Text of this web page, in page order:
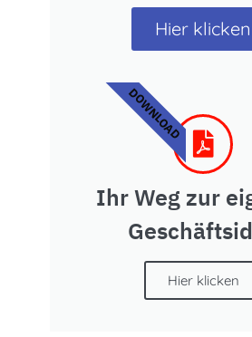
Hier klicken
Ihr Weg zur
Hier klicken
DOWNLOAD